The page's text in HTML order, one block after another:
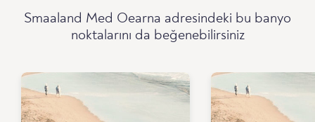
Smaaland Med Oearna adresindeki bu banyo
noktalarını da beğenebilirsiniz